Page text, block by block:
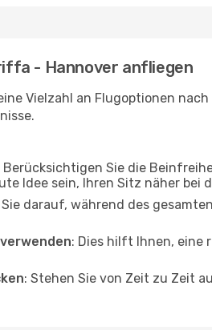
- Hannover anfliegen
Vielzahl an Flugoptionen nach
Berücksichtigen Sie die
Idee sein, Ihren Sitz näher bei
darauf, während des
: Dies hilft Ihnen, eine
: Stehen Sie von Zeit zu Zeit